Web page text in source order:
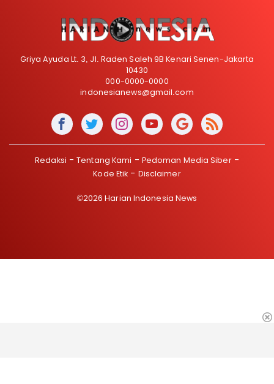
Griya Ayuda Lt. 3, Jl. Raden Saleh 9B Kenari Senen-Jakarta
10430
000-0000-0000
indonesianews@gmail.com
Redaksi Tentang Kami
Pedoman Media Siber
Kode Etik
Disclaimer
©2026 Harian Indonesia News